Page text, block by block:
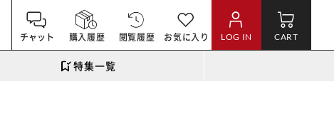
チャット 購入履歴 閲覧履歴 お気に入り LOG IN CART
特集一覧